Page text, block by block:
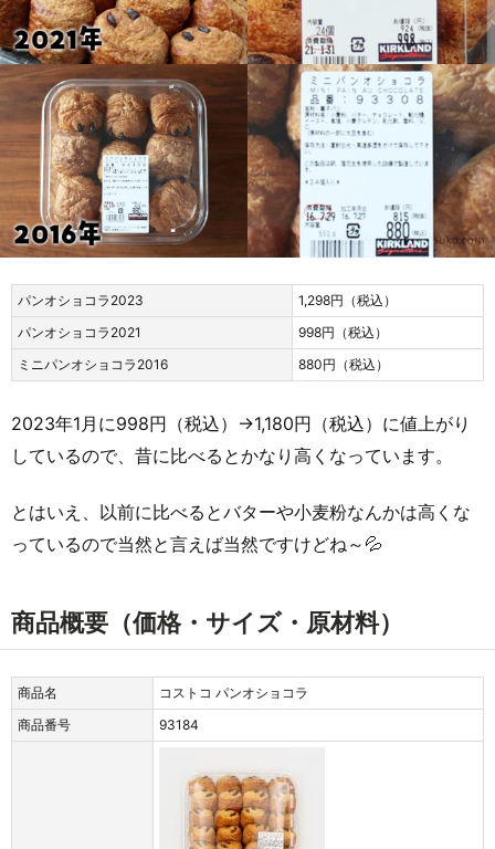
パンオショコラ2023
1,298円（税込）
パンオショコラ2021
998円（税込）
ミニパンオショコラ2016
880円（税込）
2023年1月に998円（税込）→1,180円（税込）に値上がり
しているので、昔に比べるとかなり高くなっています。
とはいえ、以前に比べるとバターや小麦粉なんかは高くな
っているので当然と言えば当然ですけどね～💦
商品概要（価格・サイズ・原材料）
商品名
コストコ パンオショコラ
商品番号
93184